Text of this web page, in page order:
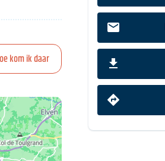
kom ik daar